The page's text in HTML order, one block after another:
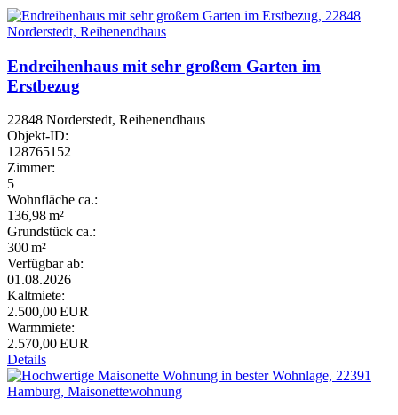
Endreihenhaus mit sehr großem Garten im
Erstbezug
22848 Norderstedt, Reihenendhaus
Objekt-ID:
128765152
Zimmer:
5
Wohnfläche ca.:
136,98 m²
Grund­stück ca.:
300 m²
Verfügbar ab:
01.08.2026
Kaltmiete:
2.500,00 EUR
Warmmiete:
2.570,00 EUR
Details